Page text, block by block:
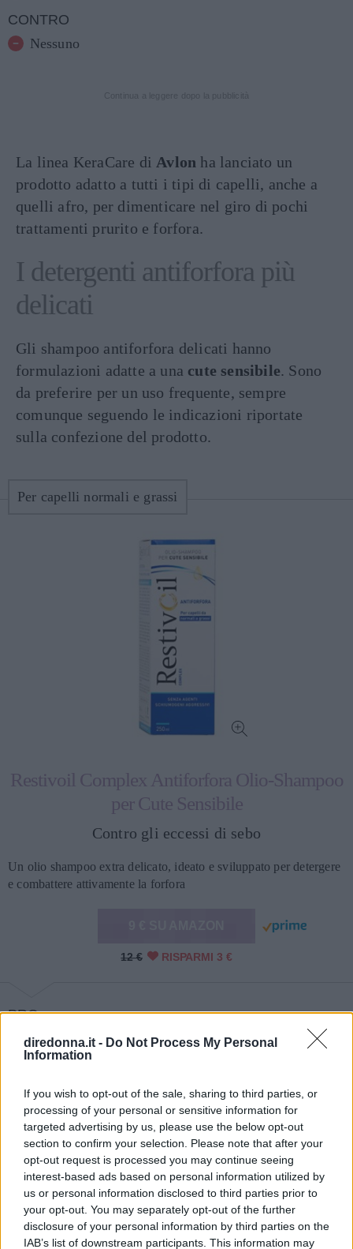
diredonna.it - Do Not Process My Personal
Information
If you wish to opt-out of the sale, sharing to third parties, or
processing of your personal or sensitive information for
targeted advertising by us, please use the below opt-out
section to confirm your selection. Please note that after your
opt-out request is processed you may continue seeing
interest-based ads based on personal information utilized by
us or personal information disclosed to third parties prior to
your opt-out. You may separately opt-out of the further
disclosure of your personal information by third parties on the
IAB’s list of downstream participants. This information may
CONTRO
Nessuno
La linea KeraCare di Avlon ha lanciato un
prodotto adatto a tutti i tipi di capelli, anche a
quelli afro, per dimenticare nel giro di pochi
trattamenti prurito e forfora.
I detergenti antiforfora più
delicati
Gli shampoo antiforfora delicati hanno
formulazioni adatte a una cute sensibile. Sono
da preferire per un uso frequente, sempre
comunque seguendo le indicazioni riportate
sulla confezione del prodotto.
Per capelli normali e grassi
Restivoil Complex Antiforfora Olio-Shampoo
per Cute Sensibile
Contro gli eccessi di sebo
Un olio shampoo extra delicato, ideato e sviluppato per detergere
e combattere attivamente la forfora
12 € RISPARMI 3 €
PRO
Senza SLES e SLS
Per utilizzi frequenti
Con U.S. Arginato e Piroctone Olamina
CONTRO
Nessuno
Continua a leggere dopo la pubblicità